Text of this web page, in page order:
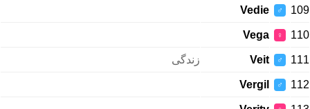
109
♂
Vedie
110
♀
Vega
111
♂
Veit زندگی
112
♂
Vergil